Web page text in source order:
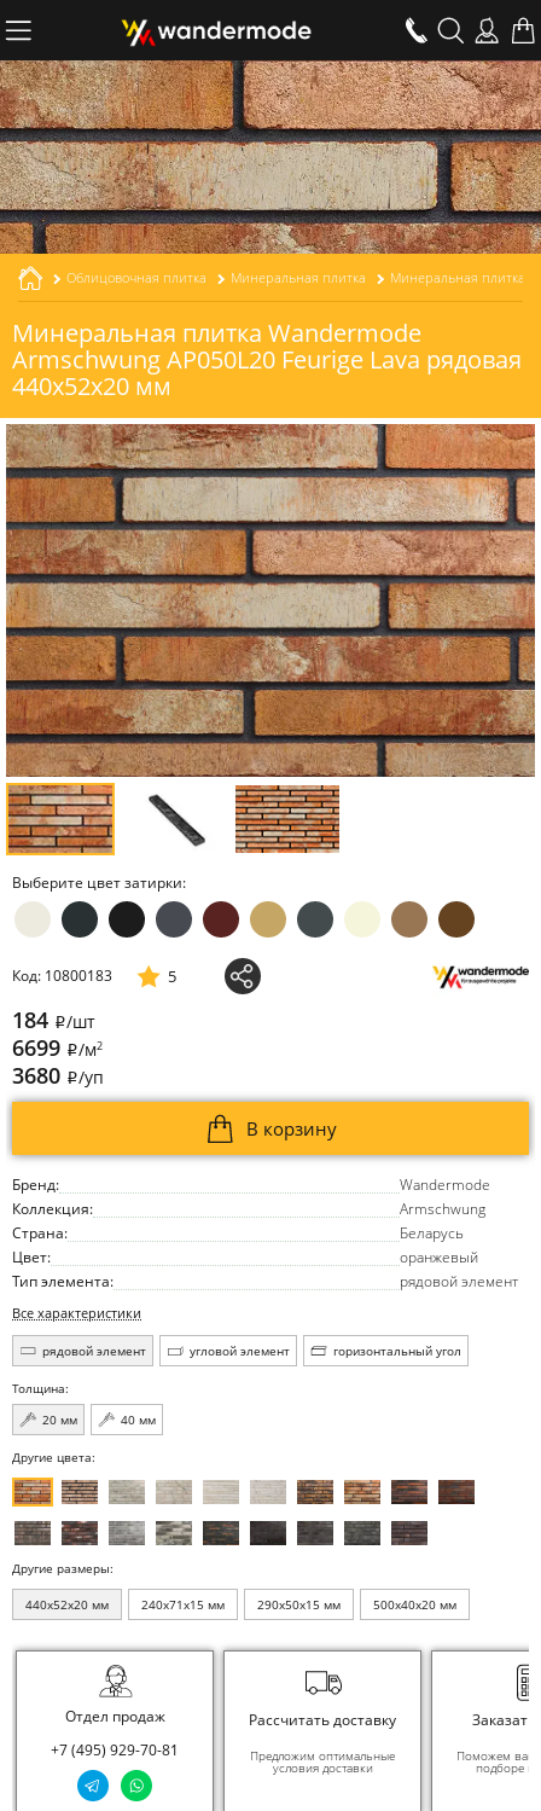
Облицовочная плитка Минеральная плитка
Минеральная плитка Wandermode
Armschwung AP050L20 Feurige Lava рядовая
440x52x20 мм
Выберите цвет затирки:
Бренд:
Wandermode
Коллекция:
Armschwung
Страна:
Беларусь
Цвет:
оранжевый
Тип элемента:
рядовой элемент
Все характеристики
рядовой элемент угловой элемент горизонтальный угол
Толщина:
20 мм
40 мм
Код: 10800183 5
184 i/шт
6699 i/м2
3680 i/уп
В корзину
Другие цвета:
Другие размеры:
440x52x20 мм 240x71x15 мм 290x50x15 мм 500x40x20 мм
Отдел продаж
+7 (495) 929-70-81
Рассчитать доставку
Предложим оптимальные
условия доставки
Заказать
Поможем вам
подборе